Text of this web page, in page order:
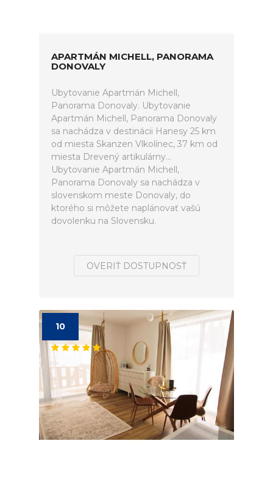
APARTMÁN MICHELL, PANORAMA
DONOVALY
Ubytovanie Apartmán Michell,
Panorama Donovaly. Ubytovanie
Apartmán Michell, Panorama Donovaly
sa nachádza v destinácii Hanesy 25 km
od miesta Skanzen Vlkolínec, 37 km od
miesta Drevený artikulárny...
Ubytovanie Apartmán Michell,
Panorama Donovaly sa nachádza v
slovenskom meste Donovaly, do
ktorého si môžete naplánovať vašú
dovolenku na Slovensku.
OVERIŤ DOSTUPNOSŤ
10